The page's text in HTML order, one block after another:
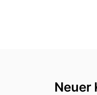
Neuer